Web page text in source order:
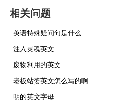
相关问题
英语特殊疑问句是什么
注入灵魂英文
废物利用的英文
老板站姿英文怎么写的啊
明的英文字母